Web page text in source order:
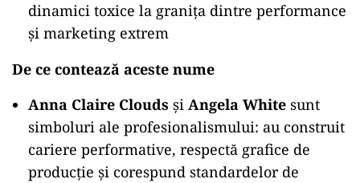
dinamici toxice la granița dintre performance
și marketing extrem
De ce contează aceste nume
Anna Claire Clouds și Angela White sunt
simboluri ale profesionalismului: au construit
cariere performative, respectă grafice de
producție și corespund standardelor de